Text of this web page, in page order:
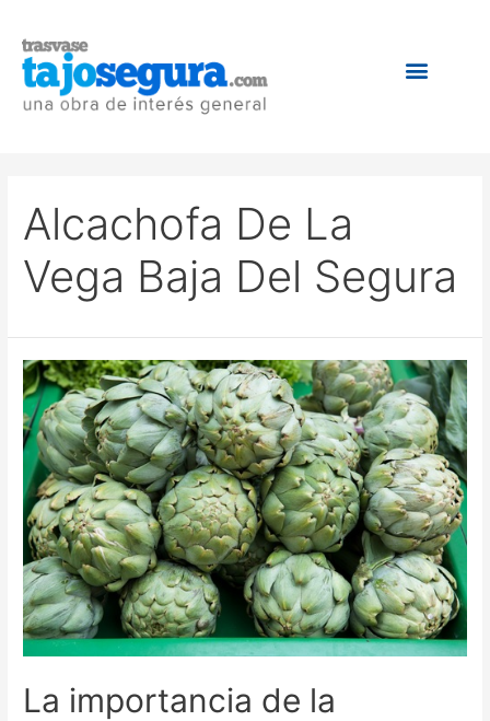
Alcachofa De La
Vega Baja Del Segura
La importancia de la